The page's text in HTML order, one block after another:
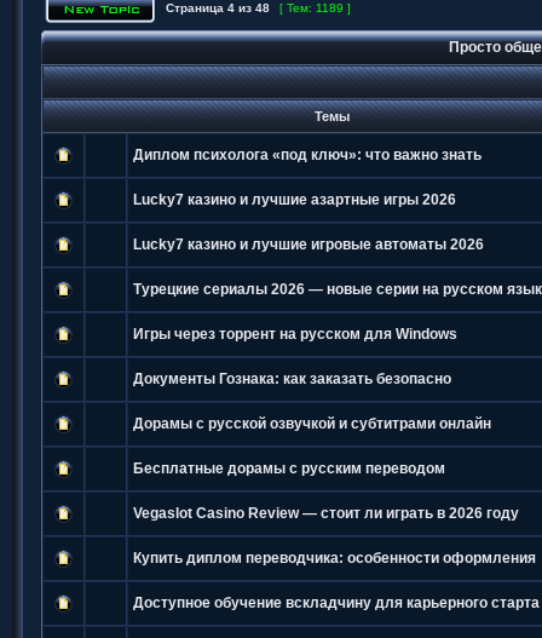
Страница 4 из 48 [ Тем: 1189 ]
Просто
Темы
Диплом психолога «под ключ»: что важно знать
Lucky7 казино и лучшие азартные игры 2026
Lucky7 казино и лучшие игровые автоматы 2026
Турецкие сериалы 2026 — новые серии на русском
Игры через торрент на русском для Windows
Документы Гознака: как заказать безопасно
Дорамы с русской озвучкой и субтитрами онлайн
Бесплатные дорамы с русским переводом
Vegaslot Casino Review — стоит ли играть в 2026 году
Купить диплом переводчика: особенности оформления
Доступное обучение вскладчину для карьерного старта